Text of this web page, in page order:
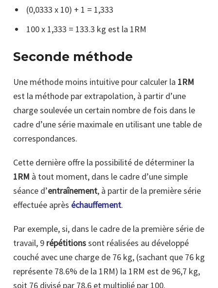
(0,0333 x 10) + 1 = 1,333
100 x 1,333 = 133.3 kg est la 1RM
Seconde méthode
Une méthode moins intuitive pour calculer la 1RM
est la méthode par extrapolation, à partir d’une
charge soulevée un certain nombre de fois dans le
cadre d’une série maximale en utilisant une table de
correspondances.
Cette dernière offre la possibilité de déterminer la
1RM à tout moment, dans le cadre d’une simple
séance d’entraînement, à partir de la première série
effectuée après échauffement.
Par exemple, si, dans le cadre de la première série de
travail, 9 répétitionssont réalisées au développé
couché avec une charge de 76 kg, (sachant que 76 kg
représente 78.6% de la 1RM) la 1RM est de 96,7 kg,
soit 76 divisé par 78,6 et multiplié par 100.